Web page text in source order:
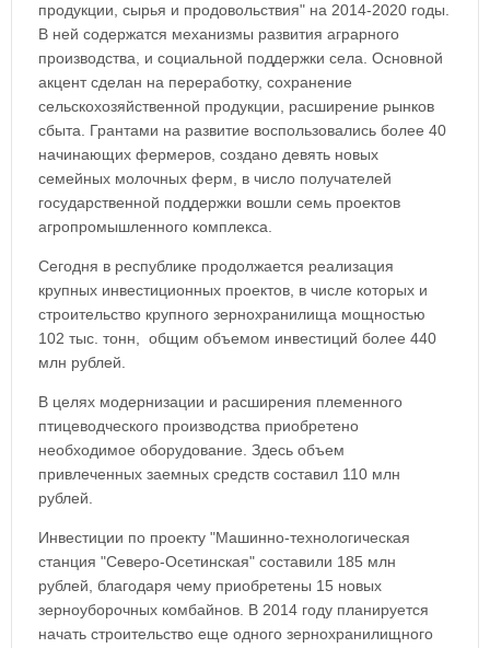
продукции, сырья и продовольствия" на 2014-2020 годы.
В ней содержатся механизмы развития аграрного
производства, и социальной поддержки села. Основной
акцент сделан на переработку, сохранение
сельскохозяйственной продукции, расширение рынков
сбыта. Грантами на развитие воспользовались более 40
начинающих фермеров, создано девять новых
семейных молочных ферм, в число получателей
государственной поддержки вошли семь проектов
агропромышленного комплекса.
Сегодня в республике продолжается реализация
крупных инвестиционных проектов, в числе которых и
строительство крупного зернохранилища мощностью
102 тыс. тонн, общим объемом инвестиций более 440
млн рублей.
В целях модернизации и расширения племенного
птицеводческого производства приобретено
необходимое оборудование. Здесь объем
привлеченных заемных средств составил 110 млн
рублей.
Инвестиции по проекту "Машинно-технологическая
станция "Северо-Осетинская" составили 185 млн
рублей, благодаря чему приобретены 15 новых
зерноуборочных комбайнов. В 2014 году планируется
начать строительство еще одного зернохранилищного